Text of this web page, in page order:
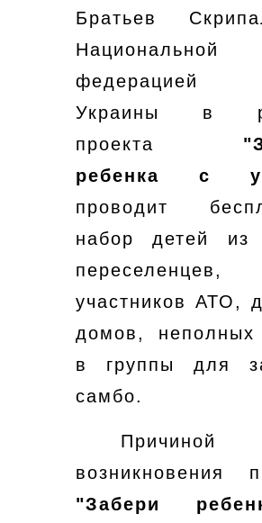
Братьев
Национальной
федерацией
Украины в
проекта
ребенка с
проводит
набор детей из
переселенцев,
участников АТО,
домов, неполных
в группы для
самбо.
Причиной
возникновения
"Забери